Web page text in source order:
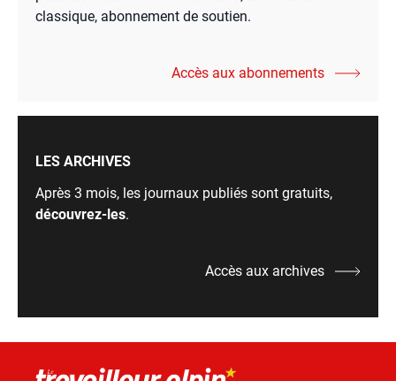
classique, abonnement de soutien.
Accès aux abonnements
LES ARCHIVES
Après 3 mois, les journaux publiés sont gratuits,
découvrez-les.
Accès aux archives